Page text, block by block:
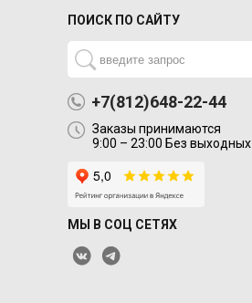
ПОИСК ПО САЙТУ
+7(812)648-22-44
Заказы принимаются
9:00 – 23:00 Без выходных
МЫ В СОЦ СЕТЯХ